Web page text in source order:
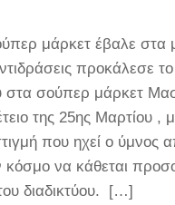
μάρκετ έβαλε στα
προκάλεσε
στα σούπερ μάρκετ
της 25ης Μαρτίου ,
που ηχεί ο ύμνος
κόσμο να κάθεται
διαδικτύου. […]